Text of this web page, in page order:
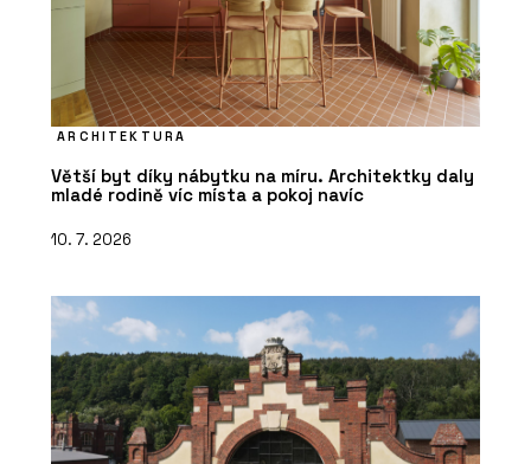
ARCHITEKTURA
Větší byt díky nábytku na míru. Architektky daly
mladé rodině víc místa a pokoj navíc
10. 7. 2026